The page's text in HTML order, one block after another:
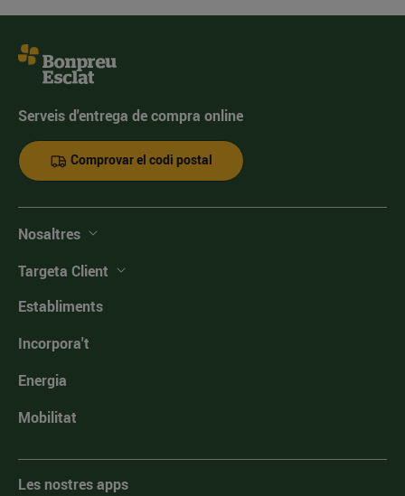
Serveis d'entrega de compra online
Comprovar el codi postal
Nosaltres
Targeta Client
Establiments
Incorpora't
Energia
Mobilitat
Les nostres apps